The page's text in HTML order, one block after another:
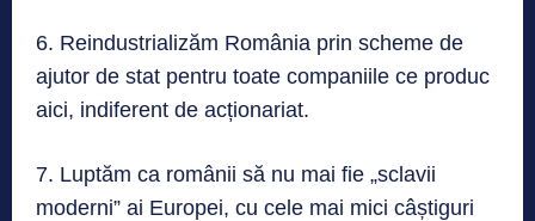
6. Reindustrializăm România prin scheme de
ajutor de stat pentru toate companiile ce produc
aici, indiferent de acționariat.
7. Luptăm ca românii să nu mai fie „sclavii
moderni” ai Europei, cu cele mai mici câștiguri